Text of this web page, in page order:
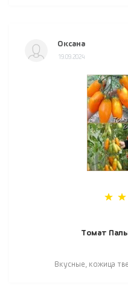
Оксана
19.09.2024
Томат
Вкусные, кожица